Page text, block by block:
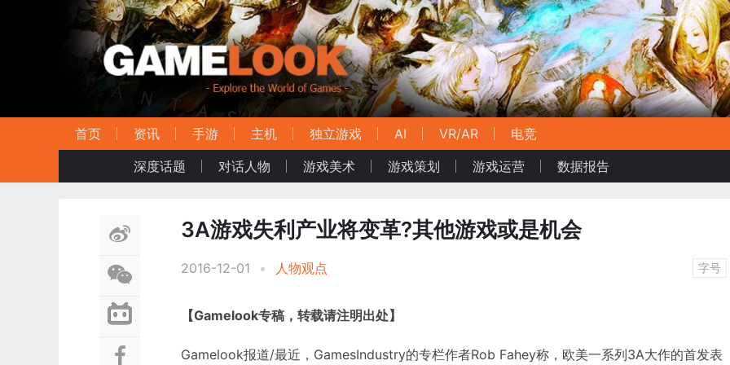
首页 资讯 手游 主机 独立游戏 AI VR/AR
电竞
深度话题
对话人物 游戏美术 游戏策划 游戏运营 数据报告
3A游戏失利产业将变革?其他游戏或是机会
2016-12-01 • 人物观点 字号
【Gamelook专稿，转载请注明出处】
Gamelook报道/最近，GamesIndustry的专栏作者Rob Fahey称，欧美一系列3A大作的首发表